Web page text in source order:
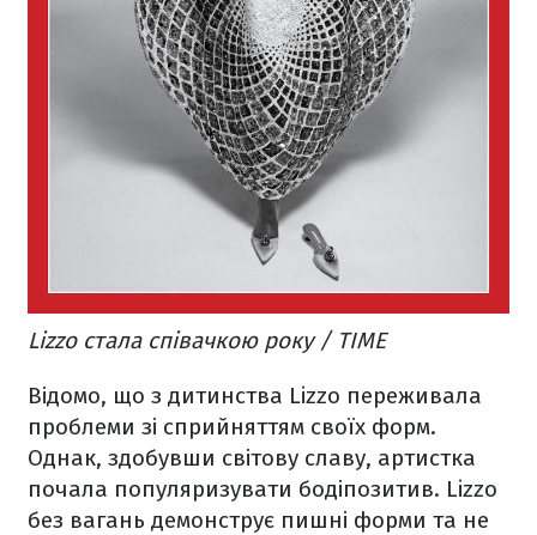
Lizzo стала співачкою року / TIME
Відомо, що з дитинства Lizzo переживала
проблеми зі сприйняттям своїх форм.
Однак, здобувши світову славу, артистка
почала популяризувати бодіпозитив. Lizzo
без вагань демонструє пишні форми та не